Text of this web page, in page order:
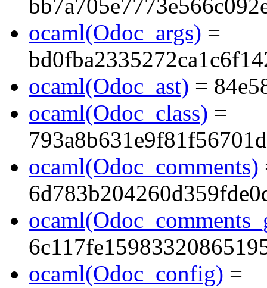
ocaml(Odoc_args) =
ocaml(Odoc_ast) =
ocaml(Odoc_class) =
ocaml(Odoc_comments)
ocaml(Odoc_config) =